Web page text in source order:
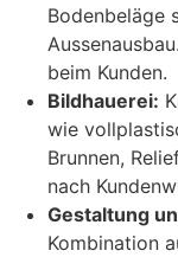
Bodenbeläge
beim Kunden.
Bildhauerei:
wie
Brunnen,
nach
Gestaltung
Kombination